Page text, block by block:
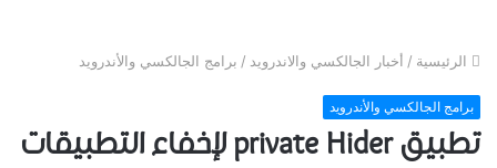
الرئيسية / أخبار الجالكسي والاندرويد / برامج الجالكسي والأندرويد
برامج الجالكسي والأندرويد
تطبيق private Hider لإخفاء التطبيقات